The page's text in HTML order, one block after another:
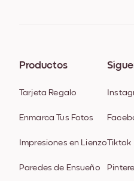
Productos
Tarjeta Regalo
Enmarca Tus Fotos
Impresiones en Lienzo
Paredes de Ensueño
Tiktok